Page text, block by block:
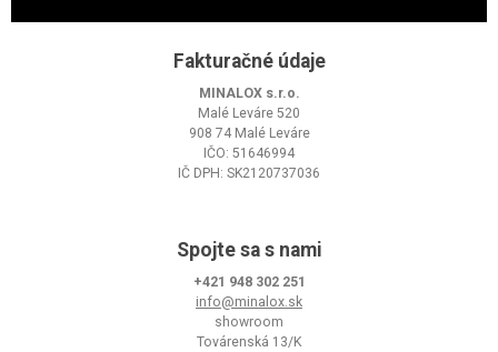
Fakturačné údaje
MINALOX s.r.o.
Malé Leváre 520
908 74 Malé Leváre
IČO: 51646994
IČ DPH: SK2120737036
Spojte sa s nami
+421 948 302 251
info@minalox.sk
showroom
Továrenská 13/K